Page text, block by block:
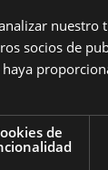
nuestro
socios de
de